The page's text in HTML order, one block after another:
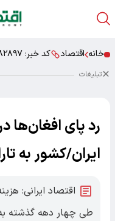
خانه اقتصاد کد خبر:
تبلیغات
رد پای افغان‌ها
ایران/کشور به
اقتصاد ایرانی:
طی چهار دهه گذشته